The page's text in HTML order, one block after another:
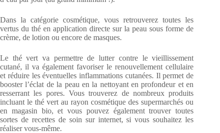
Dans la catégorie cosmétique, vous retrouverez toutes les
vertus du thé en application directe sur la peau sous forme de
crème, de lotion ou encore de masques.
Le thé vert va permettre de lutter contre le vieillissement
cutané, il va également favoriser le renouvellement cellulaire
et réduire les éventuelles inflammations cutanées. Il permet de
booster l’éclat de la peau en la nettoyant en profondeur et en
resserrant les pores. Vous trouverez de nombreux produits
incluant le thé vert au rayon cosmétique des supermarchés ou
en magasin bio, et vous pouvez également trouver toutes
sortes de recettes de soin sur internet, si vous souhaitez les
réaliser vous-même.